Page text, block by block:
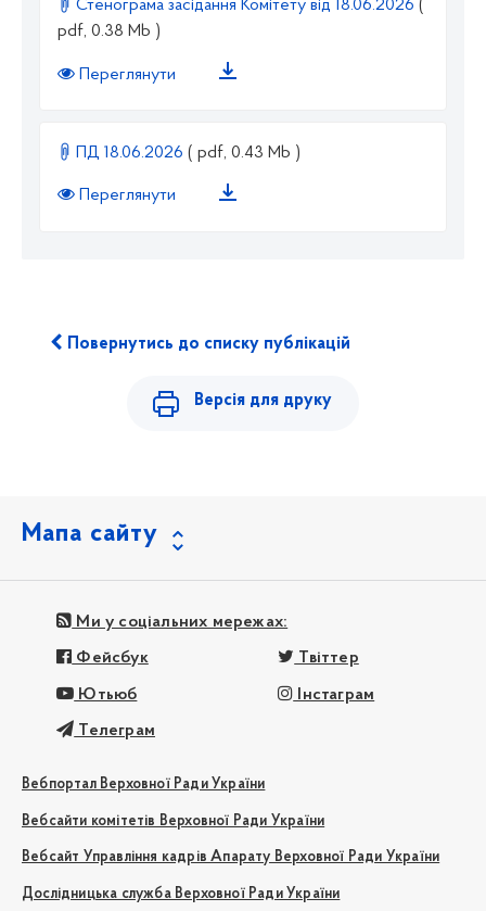
Стенограма засідання Комітету від 18.06.2026 (
pdf, 0.38 Mb )
Переглянути
ПД 18.06.2026 ( pdf, 0.43 Mb )
Переглянути
Повернутись до списку публікацій
Версія для друку
Мапа сайту
Ми у соціальних мережах:
Фейсбук Твіттер
Ютьюб Інстаграм
Телеграм
Вебпортал Верховної Ради України
Вебсайти комітетів Верховної Ради України
Вебсайт Управління кадрів Апарату Верховної Ради України
Дослідницька служба Верховної Ради України